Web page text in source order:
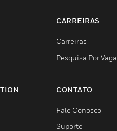
CARREIRAS
Carreiras
Pesquisa Por Vaga
CONTATO
Fale Conosco
Suporte